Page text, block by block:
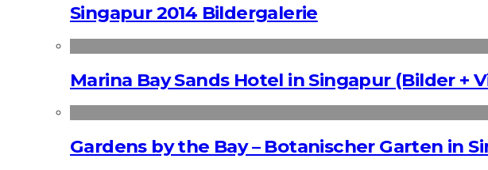
Singapur 2014 Bildergalerie
Marina Bay Sands Hotel in Singapur (Bilder +
Gardens by the Bay – Botanischer Garten in